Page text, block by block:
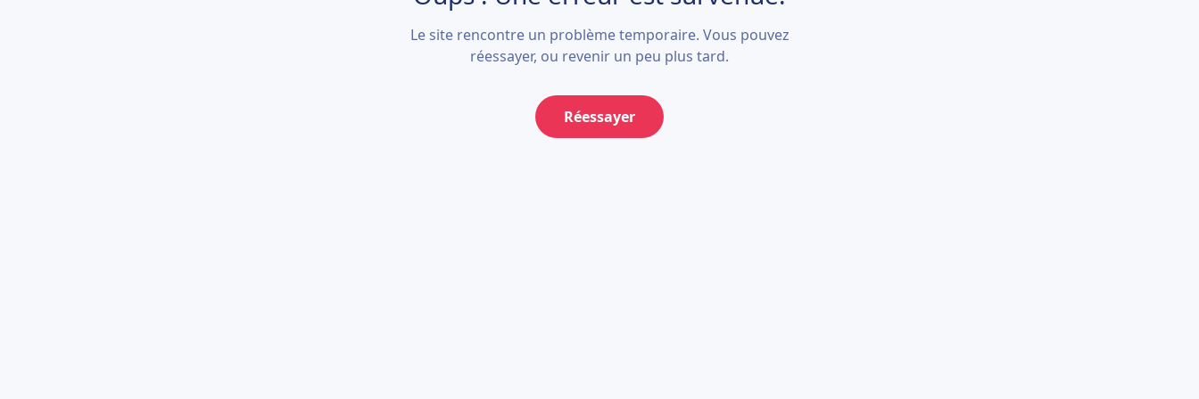
Le site rencontre un problème temporaire. Vous pouvez
réessayer, ou revenir un peu plus tard.
Réessayer